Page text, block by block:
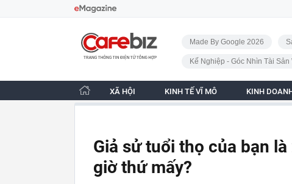
CafeBiz - Trang chủ
Made By Google 2026
Kế Nghiệp - Góc Nhìn Tài Sản
XÃ HỘI KINH TẾ VĨ MÔ KINH
Giả sử tuổi thọ của bạn
giờ thứ mấy?